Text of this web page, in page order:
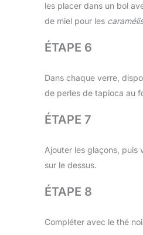
les placer dans un bol
de miel pour les
ÉTAPE 6
Dans chaque verre,
de perles de tapioca au
ÉTAPE 7
Ajouter les glaçons, puis
sur le dessus.
ÉTAPE 8
Compléter avec le thé